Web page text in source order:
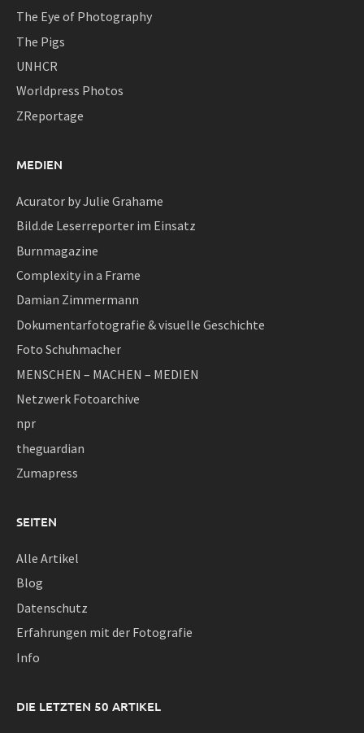
The Eye of Photography
The Pigs
UNHCR
Worldpress Photos
ZReportage
MEDIEN
Acurator by Julie Grahame
Bild.de Leserreporter im Einsatz
Burnmagazine
Complexity in a Frame
Damian Zimmermann
Dokumentarfotografie & visuelle Geschichte
Foto Schuhmacher
MENSCHEN – MACHEN – MEDIEN
Netzwerk Fotoarchive
npr
theguardian
Zumapress
SEITEN
Alle Artikel
Blog
Datenschutz
Erfahrungen mit der Fotografie
Info
DIE LETZTEN 50 ARTIKEL